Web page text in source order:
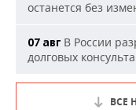
останется без
07 авг В России
долговых
ВСЕ